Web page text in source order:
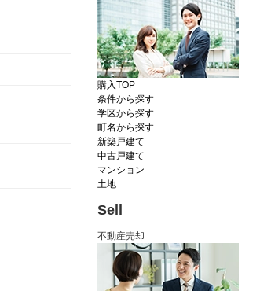
購入TOP
条件から探す
学区から探す
町名から探す
新築戸建て
中古戸建て
マンション
土地
Sell
不動産売却